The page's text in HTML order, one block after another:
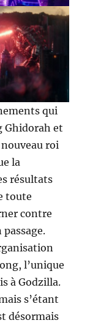
qui
Ghidorah et
roi
la
résultats
toute
contre
l’unique
à Godzilla.
s’étant
désormais